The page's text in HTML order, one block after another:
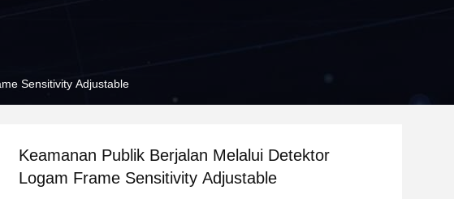
Sensitivity Adjustable
Keamanan Publik Berjalan Melalui Detektor
Logam Frame Sensitivity Adjustable